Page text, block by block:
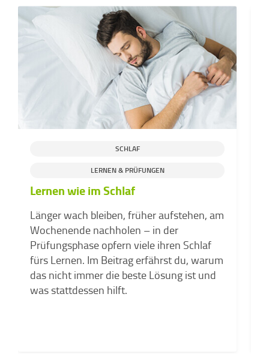
SCHLAF
LERNEN & PRÜFUNGEN
Lernen wie im Schlaf
Länger wach bleiben, früher aufstehen, am
Wochenende nachholen – in der
Prüfungsphase opfern viele ihren Schlaf
fürs Lernen. Im Beitrag erfährst du, warum
das nicht immer die beste Lösung ist und
was stattdessen hilft.